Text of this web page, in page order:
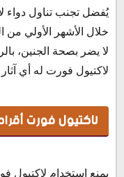
يُفضل تجنب تناول دواء
خلال الأشهر الأولي
لا يضر بصحة الجنين،
لاكتيول فورت له أي
لاكتيول فورت
يمنع استخدام